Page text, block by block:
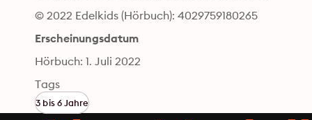
© 2022 Edelkids (Hörbuch): 4029759180265
Erscheinungsdatum
Hörbuch: 1. Juli 2022
Tags
3 bis 6 Jahre